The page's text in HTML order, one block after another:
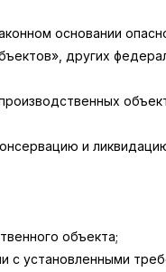
основании
других
и
объекта;
с установленными